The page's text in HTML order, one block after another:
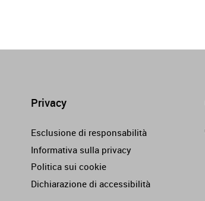
Privacy
Esclusione di responsabilità
Informativa sulla privacy
Politica sui cookie
Dichiarazione di accessibilità